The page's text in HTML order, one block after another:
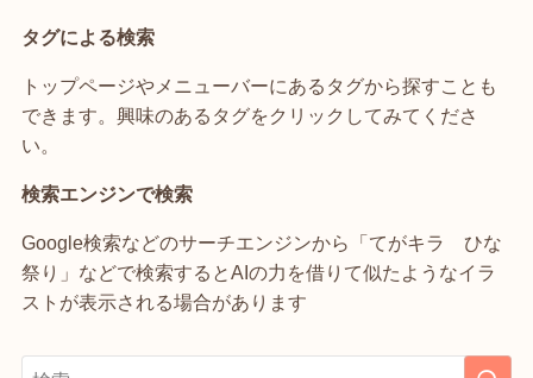
タグによる検索
トップページやメニューバーにあるタグから探すことも
できます。興味のあるタグをクリックしてみてくださ
い。
検索エンジンで検索
Google検索などのサーチエンジンから「てがキラ ひな
祭り」などで検索するとAIの力を借りて似たようなイラ
ストが表示される場合があります